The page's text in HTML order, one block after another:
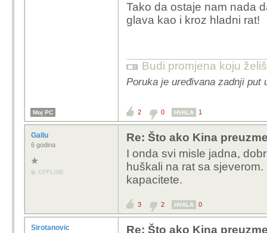
Tako da ostaje nam nada
glava kao i kroz hladni rat!
Budi promjena koju
Poruka je uređivana zadnji put
Moj PC 2 0 HVALA 1
Gallu
6 godina
OFFLINE
Re: Što ako Kina
I onda svi misle jadna,
huškali na rat sa
kapacitete.
3 2 HVALA 0
Sirotanovic Re: Što ako Kina